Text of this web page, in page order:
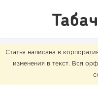
Статья написана в
изменения в текст. Вся